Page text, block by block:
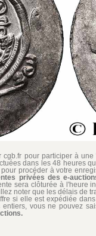
pour participer à
dans les 48 heures
procéder à votre
privées des e-
sera clôturée à l'heure
noter que les délais de
si elle est expédiée
vous ne pouvez